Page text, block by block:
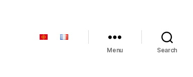
Menu Search